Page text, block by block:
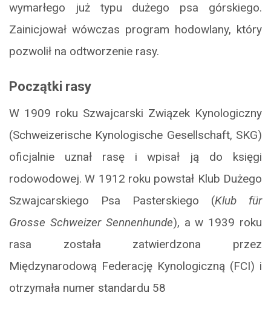
wymarłego już typu dużego psa górskiego.
Zainicjował wówczas program hodowlany, który
pozwolił na odtworzenie rasy.
Początki rasy
W 1909 roku Szwajcarski Związek Kynologiczny
(Schweizerische Kynologische Gesellschaft, SKG)
oficjalnie uznał rasę i wpisał ją do księgi
rodowodowej. W 1912 roku powstał Klub Dużego
Szwajcarskiego Psa Pasterskiego (Klub für
Grosse Schweizer Sennenhunde), a w 1939 roku
rasa została zatwierdzona przez
Międzynarodową Federację Kynologiczną (FCI) i
otrzymała numer standardu 58